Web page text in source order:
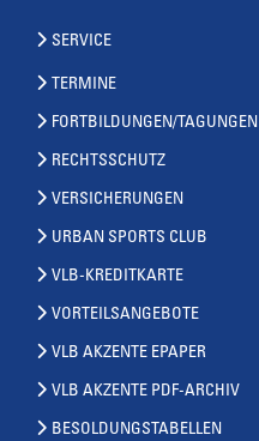
SERVICE
TERMINE
FORTBILDUNGEN/TAGUNGEN
RECHTSSCHUTZ
VERSICHERUNGEN
URBAN SPORTS CLUB
VLB-KREDITKARTE
VORTEILSANGEBOTE
VLB AKZENTE EPAPER
VLB AKZENTE PDF-ARCHIV
BESOLDUNGSTABELLEN